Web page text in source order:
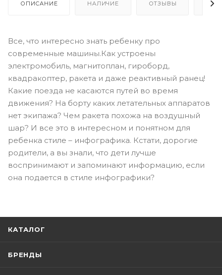
ОПИСАНИЕ НАЛИЧИЕ ОТЗЫВЫ
Все, что интересно знать ребенку про
современные машины.Как устроены
электромобиль, магнитоплан, гироборд,
квадракоптер, ракета и даже реактивный ранец!
Какие поезда не касаются путей во время
движения? На борту каких летательных аппаратов
нет экипажа? Чем ракета похожа на воздушный
шар? И все это в интересном и понятном для
ребенка стиле – инфографика. Кстати, дорогие
родители, а вы знали, что дети лучше
воспринимают и запоминают информацию, если
она подается в стиле инфографики?
КАТАЛОГ
БРЕНДЫ